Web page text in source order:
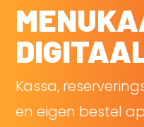
Kassa,
en eigen bestel